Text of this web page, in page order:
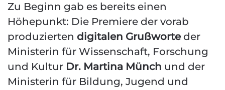
Zu Beginn gab es bereits einen
Höhepunkt: Die Premiere der vorab
produzierten digitalen Grußworteder
Ministerin für Wissenschaft, Forschung
und Kultur Dr. Martina Münch und der
Ministerin für Bildung, Jugend und